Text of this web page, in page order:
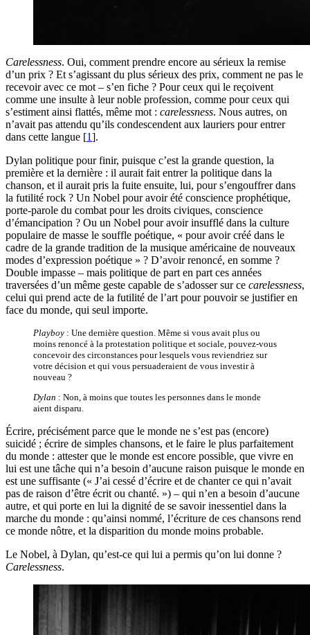
Carelessness. Oui, comment prendre encore au sérieux la remise
d’un prix ? Et s’agissant du plus sérieux des prix, comment ne pas le
recevoir avec ce mot – s’en fiche ? Pour ceux qui le reçoivent
comme une insulte à leur noble profession, comme pour ceux qui
s’estiment ainsi flattés, même mot : carelessness. Nous autres, on
n’avait pas attendu qu’ils condescendent aux lauriers pour entrer
dans cette langue [1].
Dylan politique pour finir, puisque c’est la grande question, la
première et la dernière : il aurait fait entrer la politique dans la
chanson, et il aurait pris la fuite ensuite, lui, pour s’engouffrer dans
la futilité rock ? Un Nobel pour avoir été conscience prophétique,
porte-parole du combat pour les droits civiques, conscience
d’émancipation ? Ou un Nobel pour avoir insufflé dans la culture
populaire de masse le souffle poétique, « pour avoir créé dans le
cadre de la grande tradition de la musique américaine de nouveaux
modes d’expression poétique » ? D’avoir renoncé, en somme ?
Double impasse – mais politique de part en part ces années
traversées d’un même geste capable de s’adosser sur ce carelessness,
celui qui prend acte de la futilité de l’art pour pouvoir se justifier en
face du monde, qui seul importe.
Playboy : Une dernière question. Même si vous avait plus ou
moins renoncé à la protestation politique et sociale, pouvez-vous
concevoir des circonstances pour lesquels vous reviendriez sur
votre décision et qui vous persuaderaient de vous investir à
nouveau ?
Dylan : Non, à moins que toutes les personnes dans le monde
aient disparu.
Écrire, précisément parce que le monde ne s’est pas (encore)
suicidé ; écrire de simples chansons, et le faire le plus parfaitement
du monde : attester que le monde est encore possible, que vivre en
lui est une tâche qui n’a besoin d’aucune raison puisque le monde en
est une suffisante (« J’ai cessé d’écrire et de chanter ce qui n’avait
pas de raison d’être écrit ou chanté. ») – qui n’en a besoin d’aucune
autre, et qui porte en lui la dignité de se savoir inessentiel dans la
marche du monde : qu’ainsi nommé, l’écriture de ces chansons rend
ce monde nôtre, et la disparition du monde moins probable.
Le Nobel, à Dylan, qu’est-ce qui lui a permis qu’on lui donne ?
Carelessness.